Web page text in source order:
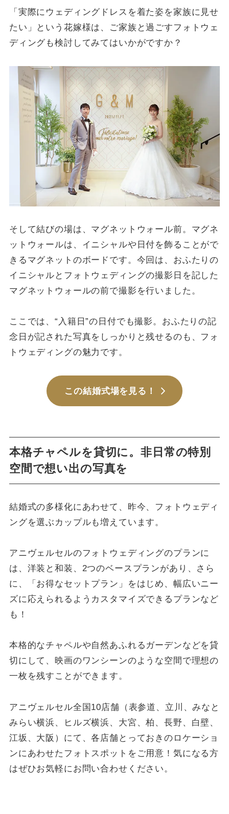
「実際にウェディングドレスを着た姿を家族に見せ
たい」という花嫁様は、ご家族と過ごすフォトウェ
ディングも検討してみてはいかがですか？
そして結びの場は、マグネットウォール前。マグネ
ットウォールは、イニシャルや日付を飾ることがで
きるマグネットのボードです。今回は、おふたりの
イニシャルとフォトウェディングの撮影日を記した
マグネットウォールの前で撮影を行いました。
ここでは、“入籍日”の日付でも撮影。おふたりの記
念日が記された写真をしっかりと残せるのも、フォ
トウェディングの魅力です。
この結婚式場を見る！
本格チャペルを貸切に。非日常の特別
空間で想い出の写真を
結婚式の多様化にあわせて、昨今、フォトウェディ
ングを選ぶカップルも増えています。
アニヴェルセルのフォトウェディングのプランに
は、洋装と和装、2つのベースプランがあり、さら
に、「お得なセットプラン」をはじめ、幅広いニー
ズに応えられるようカスタマイズできるプランなど
も！
本格的なチャペルや自然あふれるガーデンなどを貸
切にして、映画のワンシーンのような空間で理想の
一枚を残すことができます。
アニヴェルセル全国10店舗（表参道、立川、みなと
みらい横浜、ヒルズ横浜、大宮、柏、長野、白壁、
江坂、大阪）にて、各店舗とっておきのロケーショ
ンにあわせたフォトスポットをご用意！気になる方
はぜひお気軽にお問い合わせください。